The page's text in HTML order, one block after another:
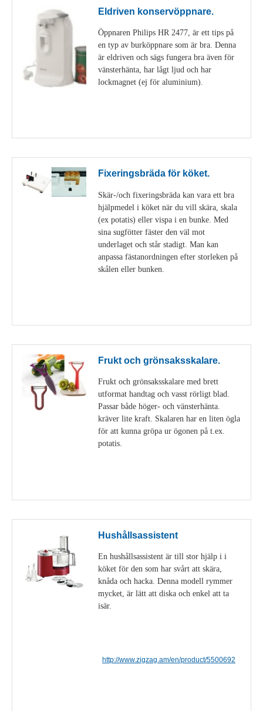
Eldriven konservöppnare.
Öppnaren Philips HR 2477, är ett tips på
en typ av burköppnare som är bra. Denna
är eldriven och sägs fungera bra även för
vänsterhänta, har lågt ljud och har
lockmagnet (ej för aluminium).
Fixeringsbräda för köket.
Skär-/och fixeringsbräda kan vara ett bra
hjälpmedel i köket när du vill skära, skala
(ex potatis) eller vispa i en bunke. Med
sina sugfötter fäster den väl mot
underlaget och står stadigt. Man kan
anpassa fästanordningen efter storleken på
skålen eller bunken.
Frukt och grönsaksskalare.
Frukt och grönsaksskalare med brett
utformat handtag och vasst rörligt blad.
Passar både höger- och vänsterhänta.
kräver lite kraft. Skalaren har en liten ögla
för att kunna gröpa ur ögonen på t.ex.
potatis.
Hushållsassistent
En hushållsassistent är till stor hjälp i i
köket för den som har svårt att skära,
knåda och hacka. Denna modell rymmer
mycket, är lätt att diska och enkel att ta
isär.
http://www.zigzag.am/en/product/5500692